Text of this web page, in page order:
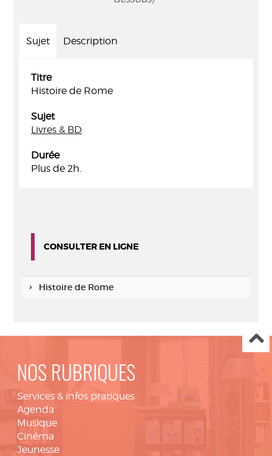
Sujet Description
Titre
Histoire de Rome
Sujet
Livres & BD
Durée
Plus de 2h.
CONSULTER EN LIGNE
Histoire de Rome
NOS RUBRIQUES
Services & infos pratiques
Agenda
Musique
Cinéma
Jeunesse